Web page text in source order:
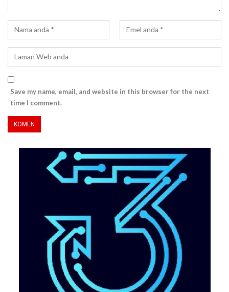
Save my name, email, and website in this browser for the next
time I comment.